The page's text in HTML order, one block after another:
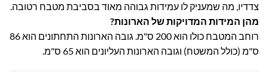
צדדיו, מה שמעניק לו עמידות גבוהה מאוד בסביבת מטבח רטובה.
מהן המידות המדויקות של הארונות?
רוחב המטבח כולו הוא 200 ס"מ. גובה הארונות התחתונים הוא 86
ס"מ (כולל המשטח) וגובה הארונות העליונים הוא 65 ס"מ.